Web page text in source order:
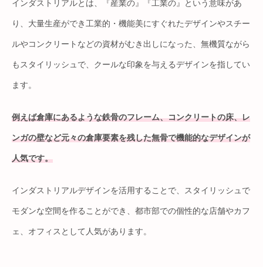
インダストリアルとは、『産業の』『工業の』という意味があ
り、大量生産ができ工業的・機能美にすぐれたデザインやスチー
ルやコンクリートなどの資材がむき出しになった、無機質ながら
もスタイリッシュで、クールな印象を与えるデザインを指してい
ます。
例えば倉庫にあるような鉄骨のフレーム、コンクリートの床、レ
ンガの壁など元々の倉庫要素を残した無骨で機能的なデザインが
人気です。
インダストリアルデザインを活用することで、スタイリッシュで
モダンな空間を作ることができ、都市部での個性的な店舗やカフ
ェ、オフィスとして人気があります。